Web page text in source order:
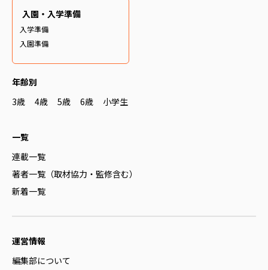
入園・入学準備
入学準備
入園準備
年齢別
3歳
4歳 5歳 6歳 小学生
一覧
連載一覧
著者一覧（取材協力・監修含む）
新着一覧
運営情報
編集部について